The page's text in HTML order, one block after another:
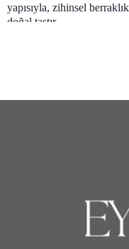
yapısıyla, zihinsel
doğal taştır.